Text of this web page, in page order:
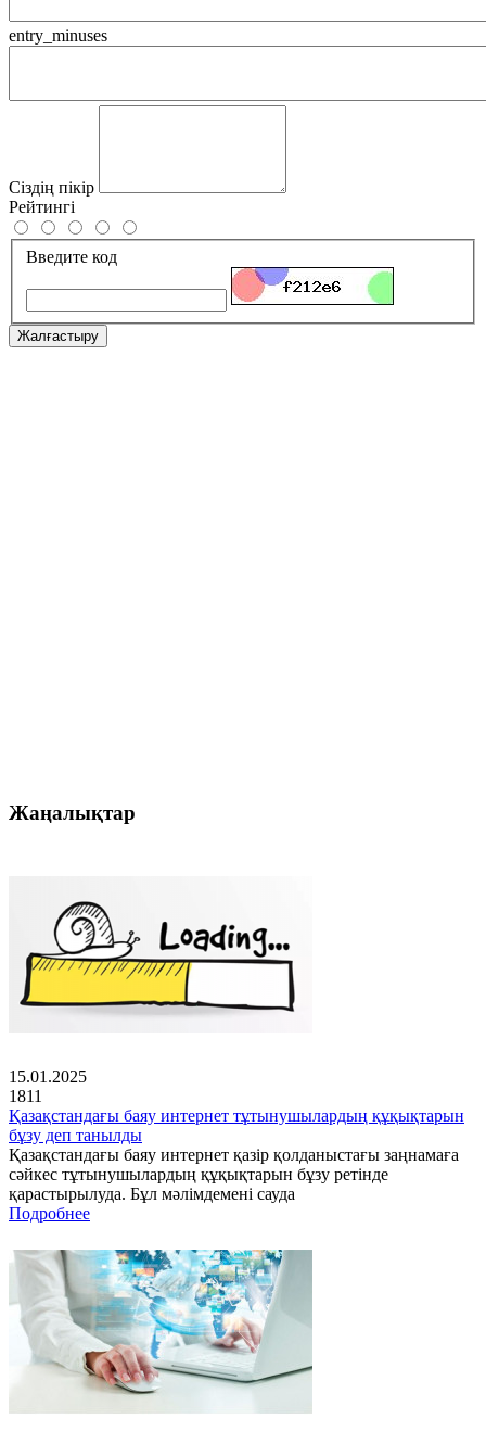
entry_minuses
Сіздің пікір
Рейтингі
Введите код
Жалғастыру
Жаңалықтар
15.01.2025
1811
Қазақстандағы баяу интернет тұтынушылардың құқықтарын
бұзу деп танылды
Қазақстандағы баяу интернет қазір қолданыстағы заңнамаға
сәйкес тұтынушылардың құқықтарын бұзу ретінде
қарастырылуда. Бұл мәлімдемені сауда
Подробнее